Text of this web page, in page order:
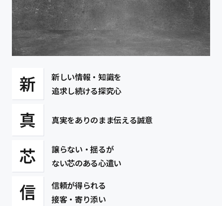
新
新しい情報・知識を
追求し続ける探究心
真 真実をありのまま伝える誠意
芯
譲らない・揺るが
ない芯のある心遣い
信
信頼が得られる
接客・寄り添い